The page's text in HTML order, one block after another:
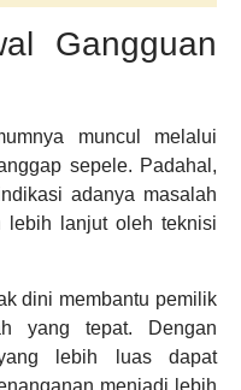
Gangguan
muncul melalui
sepele. Padahal,
adanya masalah
lebih lanjut oleh teknisi
dini membantu pemilik
yang tepat. Dengan
lebih luas dapat
menjadi lebih